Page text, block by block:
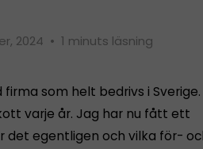
2024 • 1 minuts läsning
som helt bedrivs i Sverige.
varje år. Jag har nu fått ett
det egentligen och vilka för-